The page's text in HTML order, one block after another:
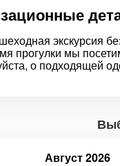
экскурсия
прогулки мы
о подходящей
Август 2026